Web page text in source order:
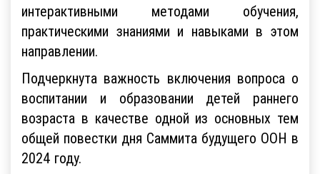
интерактивными методами обучения,
практическими знаниями и навыками в этом
направлении.
Подчеркнута важность включения вопроса о
воспитании и образовании детей раннего
возраста в качестве одной из основных тем
общей повестки дня Саммита будущего ООН в
2024 году.